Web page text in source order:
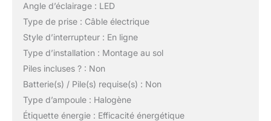
Angle d’éclairage : LED
Type de prise : Câble électrique
Style d’interrupteur : En ligne
Type d’installation : Montage au sol
Piles incluses ? : Non
Batterie(s) / Pile(s) requise(s) : Non
Type d’ampoule : Halogène
Étiquette énergie : Efficacité énergétique